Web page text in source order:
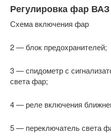
Регулировка фар ВАЗ
Схема включения фар
2 — блок предохранителей;
3 — спидометр с
света фар;
4 — реле включения
5 — переключатель света